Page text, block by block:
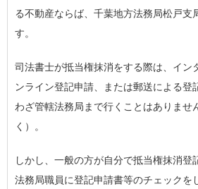
る不動産ならば、千葉地方法務局松戸支
す。
司法書士が抵当権抹消をする際は、イン
ンライン登記申請、または郵送による登
わざ管轄法務局まで行くことはありませ
く）。
しかし、一般の方が自分で抵当権抹消登
法務局職員に登記申請書等のチェックを